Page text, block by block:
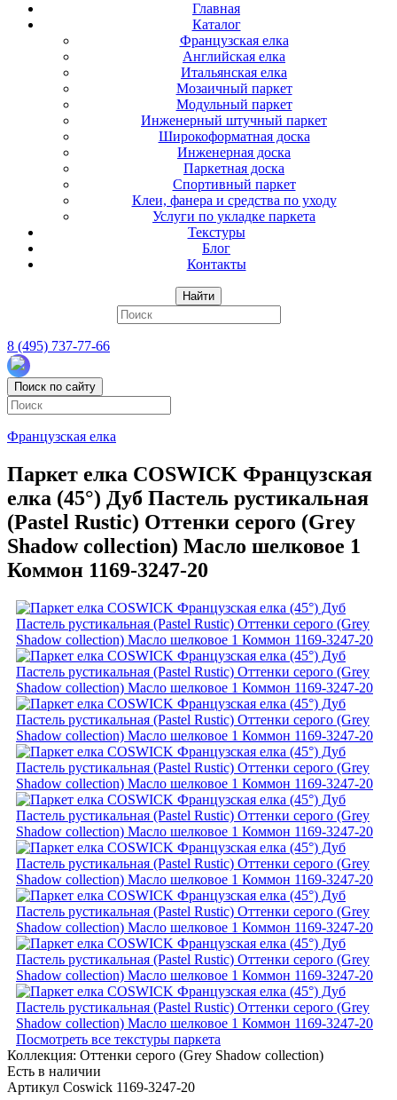
Главная
Каталог
Французская елка
Английская елка
Итальянская елка
Мозаичный паркет
Модульный паркет
Инженерный штучный паркет
Широкоформатная доска
Инженерная доска
Паркетная доска
Спортивный паркет
Клеи, фанера и средства по уходу
Услуги по укладке паркета
Текстуры
Блог
Контакты
Найти
8 (495) 737-77-66
Поиск по сайту
Французская елка
Паркет елка COSWICK Французская
елка (45°) Дуб Пастель рустикальная
(Pastel Rustic) Оттенки серого (Grеy
Shadow collection) Масло шелковое 1
Коммон 1169-3247-20
Посмотреть все текстуры паркета
Коллекция: Оттенки серого (Grеy Shadow collection)
Есть в наличии
Артикул Coswick 1169-3247-20